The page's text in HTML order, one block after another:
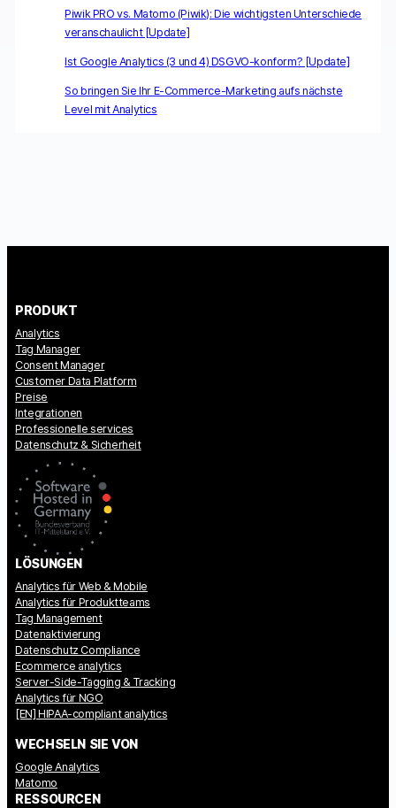
Piwik PRO vs. Matomo (Piwik): Die wichtigsten Unterschiede
veranschaulicht [Update]
Ist Google Analytics (3 und 4) DSGVO-konform? [Update]
So bringen Sie Ihr E-Commerce-Marketing aufs nächste
Level mit Analytics
PRODUKT
Analytics
Tag Manager
Consent Manager
Customer Data Platform
Preise
Integrationen
Professionelle services
Datenschutz & Sicherheit
LÖSUNGEN
Analytics für Web & Mobile
Analytics für Produktteams
Tag Management
Datenaktivierung
Datenschutz Compliance
Ecommerce analytics
Server-Side-Tagging & Tracking
Analytics für NGO
[EN] HIPAA-compliant analytics
WECHSELN SIE VON
Google Analytics
Matomo
RESSOURCEN